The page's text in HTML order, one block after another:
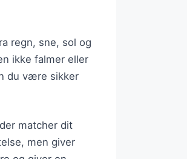
regn, sne, sol og
ikke falmer eller
du være sikker
matcher dit
men giver